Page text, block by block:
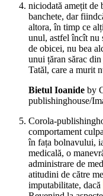
niciodată amețit de
banchete, dar
altora, în timp ce
unul, astfel încît nu
de obicei, nu bea
unui țăran sărac
Tatăl, care a murit
Bietul Ioanide by
publishinghouse/
Corola-
comportament
în fața bolnavului,
medicală, o
administrare de
atitudini de către
imputabilitate, dacă